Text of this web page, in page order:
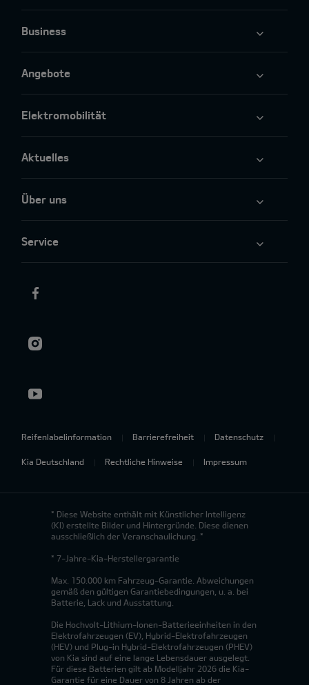
Business
Angebote
Elektromobilität
Aktuelles
Über uns
Service
Reifenlabelinformation Barrierefreiheit Datenschutz
Kia Deutschland Rechtliche Hinweise Impressum
* Diese Website enthält mit Künstlicher Intelligenz
(KI) erstellte Bilder und Hintergründe. Diese dienen
ausschließlich der Veranschaulichung. *
* 7-Jahre-Kia-Herstellergarantie
Max. 150.000 km Fahrzeug-Garantie. Abweichungen
gemäß den gültigen Garantiebedingungen, u. a. bei
Batterie, Lack und Ausstattung.
Die Hochvolt-Lithium-Ionen-Batterieeinheiten in den
Elektrofahrzeugen (EV), Hybrid-Elektrofahrzeugen
(HEV) und Plug-in Hybrid-Elektrofahrzeugen (PHEV)
von Kia sind auf eine lange Lebensdauer ausgelegt.
Für diese Batterien gilt ab Modelljahr 2026 die Kia-
Garantie für eine Dauer von 8 Jahren ab der